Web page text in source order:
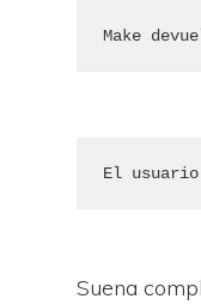
Make
El
Suena